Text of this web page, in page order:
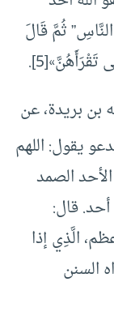
ثُمَّ قَالَ
بن بريدة، عن
يقول: اللهم
الصمد
أحد. قال:
الَّذِي إذا
السنن